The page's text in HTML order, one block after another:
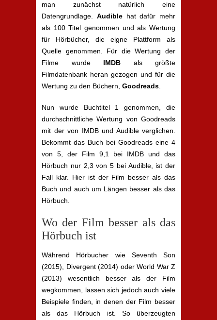
man zunächst natürlich eine
Datengrundlage. Audiblehat dafür mehr
als 100 Titel genommen und als Wertung
für Hörbücher, die eigne Plattform als
Quelle genommen. Für die Wertung der
Filme wurde IMDB als größte
Filmdatenbank heran gezogen und für die
Wertung zu den Büchern, Goodreads
Nun wurde Buchtitel 1 genommen, die
durchschnittliche Wertung von Goodreads
mit der von IMDB und Audible verglichen.
Bekommt das Buch bei Goodreads eine 4
von 5, der Film 9,1 bei IMDB und das
Hörbuch nur 2,3 von 5 bei Audible, ist der
Fall klar. Hier ist der Film besser als das
Buch und auch um Längen besser als das
Hörbuch.
Wo der Film besser als das
Hörbuch ist
Während Hörbucher wie Seventh Son
(2015), Divergent (2014) oder World War Z
(2013) wesentlich besser als der Film
wegkommen, lassen sich jedoch auch viele
Beispiele finden, in denen der Film besser
als das Hörbuch ist. So überzeugten